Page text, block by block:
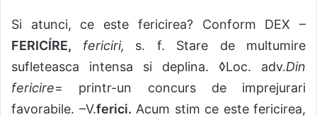
Si atunci, ce este fericirea? Conform DEX –
FERICÍRE,
fericiri,
s. f. Stare de multumire
sufleteasca intensa si deplina. ◊Loc. adv.Din
fericire= printr-un concurs de imprejurari
favorabile. –V.ferici. Acum stim ce este fericirea,